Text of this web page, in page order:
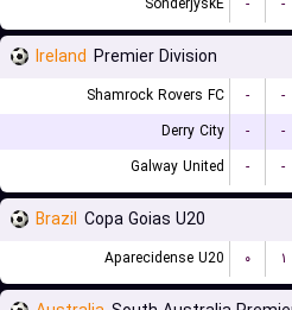
Ireland Premier Division
Shamrock Rovers FC - -
Derry City
- -
Galway United
- -
Brazil Copa Goias U20
Aparecidense U20 ۰ ۱